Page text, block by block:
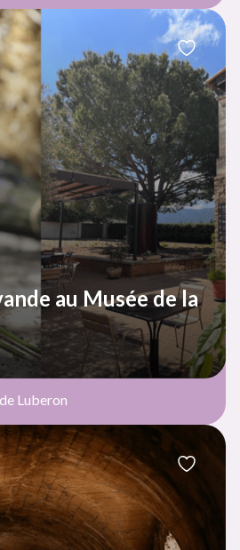
au Musée de la
Luberon